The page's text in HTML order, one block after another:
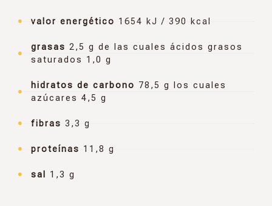
valor energético 1654 kJ / 390 kcal
grasas 2,5 g de las cuales ácidos grasos
saturados 1,0 g
hidratos de carbono 78,5 g los cuales
azúcares 4,5 g
fibras 3,3 g
proteínas 11,8 g
sal 1,3 g